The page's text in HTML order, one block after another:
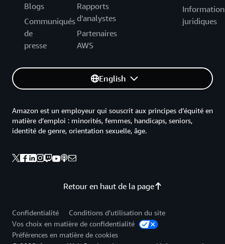
Blogs
Communiqués
de
presse
Rapports
d'analystes
Partenaires
AWS
juridiques
English
Retour en haut de la page
Amazon est un employeur qui souscrit aux principes d’équité en
matière d’emploi : minorités, femmes, handicaps, seniors,
identité de genre, orientation sexuelle, âge.
Confidentialité
Conditions d’utilisation du site
Vos choix en matière de confidentialité
Préférences en matière de cookies